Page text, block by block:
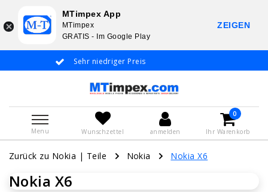
Sehr niedriger Preis
Menu Wunschzettel anmelden
0
Ihr Warenkorb
Zurück zu Nokia | Teile Nokia Nokia X6
Nokia X6
MTimpex App
MTimpex
GRATIS - Im Google Play
ZEIGEN